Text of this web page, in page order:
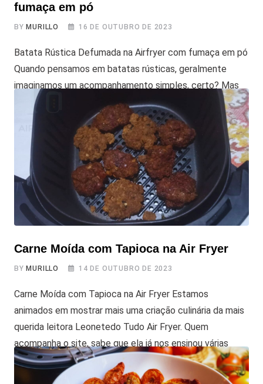
fumaça em pó
BYMURILLO 16 DE OUTUBRO DE 2023
Batata Rústica Defumada na Airfryer com fumaça em pó
Quando pensamos em batatas rústicas, geralmente
imaginamos um acompanhamento simples, certo? Mas
esta receita vai surpreender você! Ela eleva as batatas a
um novo nível, adicionando um toque de defumado. A
Airfryer entra em cena para deixar as batatas bem
crocantes, e o segredo? É a
Carne Moída com Tapioca na Air Fryer
BYMURILLO 14 DE OUTUBRO DE 2023
Carne Moída com Tapioca na Air Fryer Estamos
animados em mostrar mais uma criação culinária da mais
querida leitora Leonetedo Tudo Air Fryer. Quem
acompanha o site, sabe que ela já nos ensinou várias
receitas, ela é conhecida por sua habilidade em inventar
receitas criativas e deliciosas na Air Fryer, e nos